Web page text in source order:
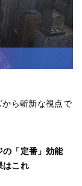
ら斬新な視点で
「定番」効能
はこれ